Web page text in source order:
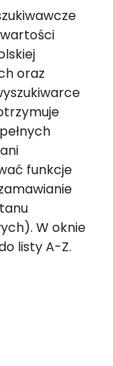
oraz
funkcje
W oknie
listy A-Z.